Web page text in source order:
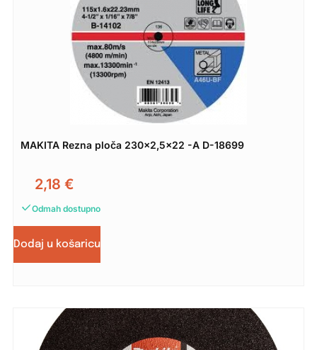
MAKITA Rezna ploča 230×2,5×22 -A D-18699
2,18 €
Odmah dostupno
Dodaj u košaricu